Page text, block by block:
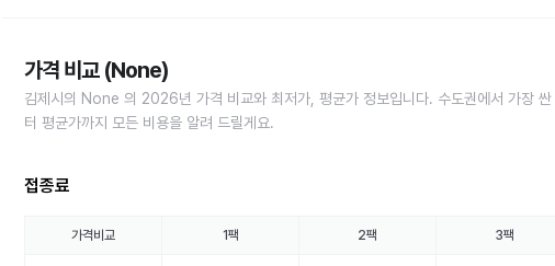
가격 비교 (None)
김제시의 None 의 2026년 가격 비교와 최저가, 평균가 정보입니다. 수도권에서 가장 싼
터 평균가까지 모든 비용을 알려 드릴게요.
접종료
가격비교 1팩 2팩 3팩